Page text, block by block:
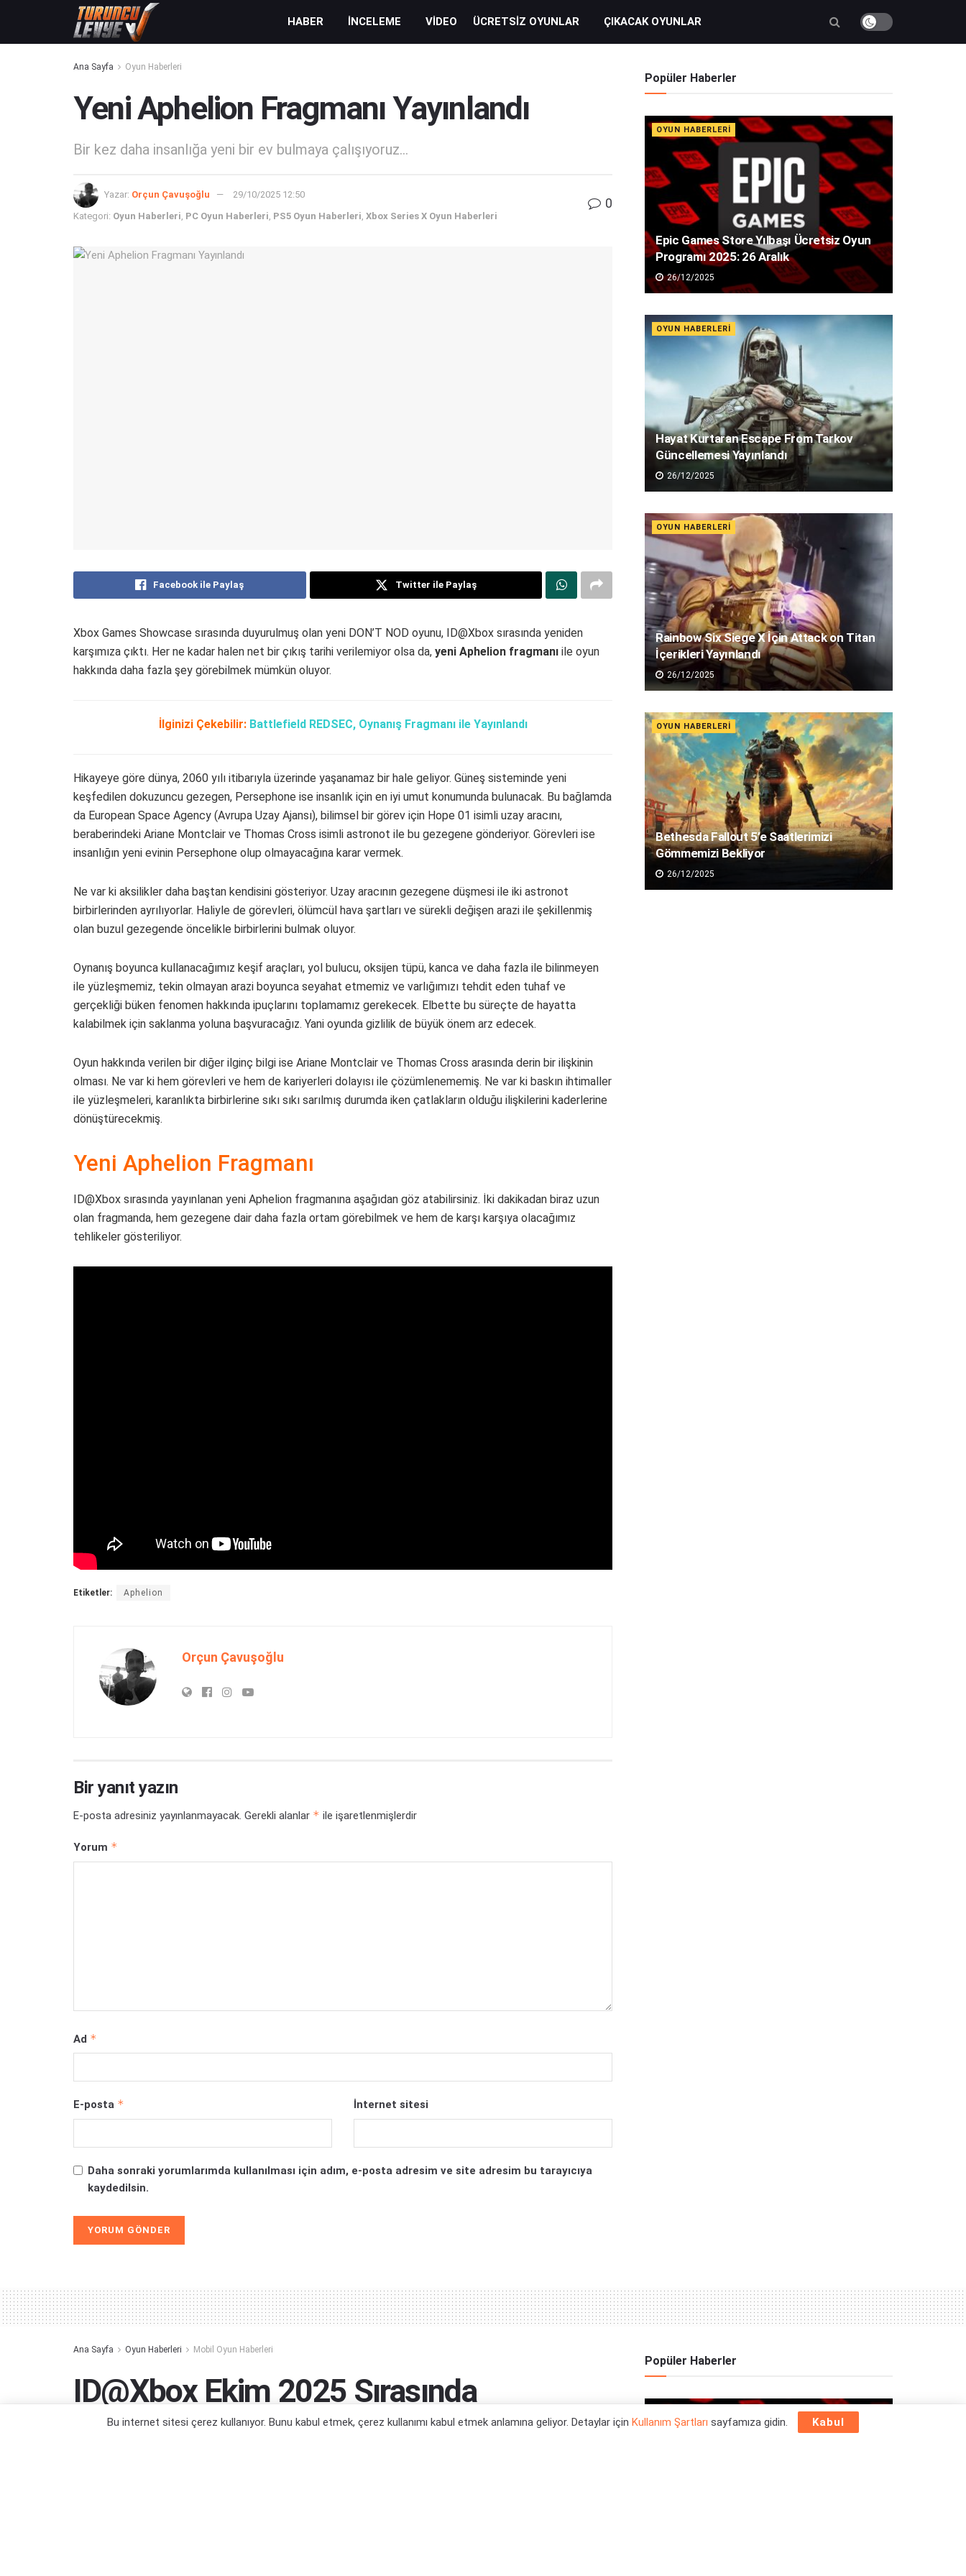
HABER İNCELEME VIDEO ÜCRETSIZ OYUNLAR ÇIKACAK OYUNLAR
Ana Sayfa Oyun Haberleri
Yeni Aphelion Fragmanı Yayınlandı
Bir kez daha insanlığa yeni bir ev bulmaya çalışıyoruz...
Yazar: Orçun Çavuşoğlu 29/10/2025 12:50
Kategori: Oyun Haberleri, PC Oyun Haberleri, PS5 Oyun Haberleri, Xbox Series X Oyun Haberleri
0
Facebook ile Paylaş Twitter ile Paylaş
Xbox Games Showcase sırasında duyurulmuş olan yeni DON’T NOD oyunu, ID@Xbox sırasında yeniden
karşımıza çıktı. Her ne kadar halen net bir çıkış tarihi verilemiyor olsa da, yeni Aphelion fragmanı ile oyun
hakkında daha fazla şey görebilmek mümkün oluyor.
İlginizi Çekebilir: Battlefield REDSEC, Oynanış Fragmanı ile Yayınlandı
Hikayeye göre dünya, 2060 yılı itibarıyla üzerinde yaşanamaz bir hale geliyor. Güneş sisteminde yeni
keşfedilen dokuzuncu gezegen, Persephone ise insanlık için en iyi umut konumunda bulunacak. Bu bağlamda
da European Space Agency (Avrupa Uzay Ajansı), bilimsel bir görev için Hope 01 isimli uzay aracını,
beraberindeki Ariane Montclair ve Thomas Cross isimli astronot ile bu gezegene gönderiyor. Görevleri ise
insanlığın yeni evinin Persephone olup olmayacağına karar vermek.
Ne var ki aksilikler daha baştan kendisini gösteriyor. Uzay aracının gezegene düşmesi ile iki astronot
birbirlerinden ayrılıyorlar. Haliyle de görevleri, ölümcül hava şartları ve sürekli değişen arazi ile şekillenmiş
olan buzul gezegende öncelikle birbirlerini bulmak oluyor.
Oynanış boyunca kullanacağımız keşif araçları, yol bulucu, oksijen tüpü, kanca ve daha fazla ile bilinmeyen
ile yüzleşmemiz, tekin olmayan arazi boyunca seyahat etmemiz ve varlığımızı tehdit eden tuhaf ve
gerçekliği büken fenomen hakkında ipuçlarını toplamamız gerekecek. Elbette bu süreçte de hayatta
kalabilmek için saklanma yoluna başvuracağız. Yani oyunda gizlilik de büyük önem arz edecek.
Oyun hakkında verilen bir diğer ilginç bilgi ise Ariane Montclair ve Thomas Cross arasında derin bir ilişkinin
olması. Ne var ki hem görevleri ve hem de kariyerleri dolayısı ile çözümlenememiş. Ne var ki baskın ihtimaller
ile yüzleşmeleri, karanlıkta birbirlerine sıkı sıkı sarılmış durumda iken çatlakların olduğu ilişkilerini kaderlerine
dönüştürecekmiş.
Yeni Aphelion Fragmanı
ID@Xbox sırasında yayınlanan yeni Aphelion fragmanına aşağıdan göz atabilirsiniz. İki dakikadan biraz uzun
olan fragmanda, hem gezegene dair daha fazla ortam görebilmek ve hem de karşı karşıya olacağımız
tehlikeler gösteriliyor.
Etiketler: Aphelion
Orçun Çavuşoğlu
Bir yanıt yazın
E-posta adresiniz yayınlanmayacak. Gerekli alanlar * ile işaretlenmişlerdir
Yorum *
Ad *
E-posta * İnternet sitesi
Daha sonraki yorumlarımda kullanılması için adım, e-posta adresim ve site adresim bu tarayıcıya
kaydedilsin.
Popüler Haberler
OYUN HABERLERI
Epic Games Store Yılbaşı Ücretsiz Oyun
Programı 2025: 26 Aralık
26/12/2025
OYUN HABERLERI
Hayat Kurtaran Escape From Tarkov
Güncellemesi Yayınlandı
26/12/2025
OYUN HABERLERI
Rainbow Six Siege X İçin Attack on Titan
İçerikleri Yayınlandı
26/12/2025
OYUN HABERLERI
Bethesda Fallout 5’e Saatlerimizi
Gömmemizi Bekliyor
26/12/2025
Ana Sayfa Oyun Haberleri Mobil Oyun Haberleri
ID@Xbox Ekim 2025 Sırasında
Gösterilenler
Popüler Haberler
Bu internet sitesi çerez kullanıyor. Bunu kabul etmek, çerez kullanımı kabul etmek anlamına geliyor. Detaylar için Kullanım Şartları sayfamıza gidin. Kabul